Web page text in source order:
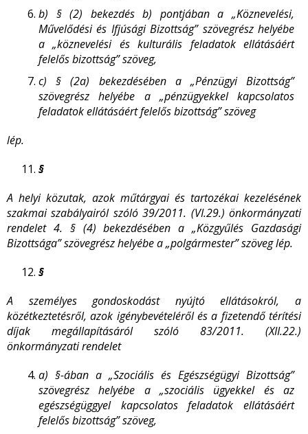
b) § (2) bekezdés b) pontjában a „Köznevelési,
Művelődési és Ifjúsági Bizottság” szövegrész helyébe
a „köznevelési és kulturális feladatok ellátásáért
felelős bizottság” szöveg,
c) § (2a) bekezdésében a „Pénzügyi Bizottság”
szövegrész helyébe a „pénzügyekkel kapcsolatos
feladatok ellátásáért felelős bizottság” szöveg
lép.
§
A helyi közutak, azok műtárgyai és tartozékai kezelésének
szakmai szabályairól szóló 39/2011. (VI.29.) önkormányzati
rendelet 4. § (4) bekezdésében a „Közgyűlés Gazdasági
Bizottsága” szövegrész helyébe a „polgármester” szöveg lép.
§
A személyes gondoskodást nyújtó ellátásokról, a
közétkeztetésről, azok igénybevételéről és a fizetendő térítési
díjak megállapításáról szóló 83/2011. (XII.22.)
önkormányzati rendelet
a) §-ában a „Szociális és Egészségügyi Bizottság”
szövegrész helyébe a „szociális ügyekkel és az
egészségüggyel kapcsolatos feladatok ellátásáért
felelős bizottság” szöveg,